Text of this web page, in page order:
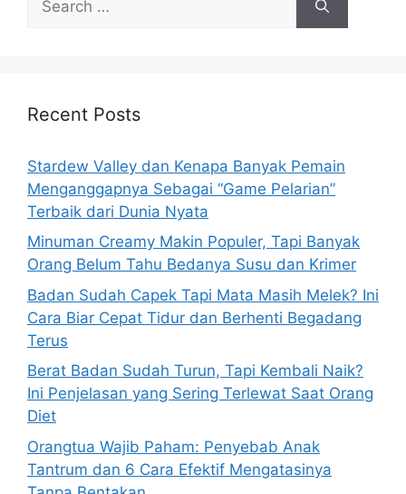
h
r
:
Recent Posts
Stardew Valley dan Kenapa Banyak Pemain
Menganggapnya Sebagai “Game Pelarian”
Terbaik dari Dunia Nyata
Minuman Creamy Makin Populer, Tapi Banyak
Orang Belum Tahu Bedanya Susu dan Krimer
Badan Sudah Capek Tapi Mata Masih Melek? Ini
Cara Biar Cepat Tidur dan Berhenti Begadang
Terus
Berat Badan Sudah Turun, Tapi Kembali Naik?
Ini Penjelasan yang Sering Terlewat Saat Orang
Diet
Orangtua Wajib Paham: Penyebab Anak
Tantrum dan 6 Cara Efektif Mengatasinya